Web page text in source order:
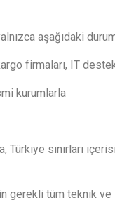
aşağıdaki
firmaları, IT
kurumlarla
Türkiye sınırları
gerekli tüm teknik